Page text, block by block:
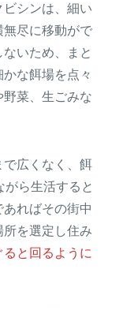
シンは、細い
尽に移動がで
いため、まと
な餌場を点々
菜、生ごみな
広くなく、餌
がら生活すると
ればその街中
を選定し住み
と回るように